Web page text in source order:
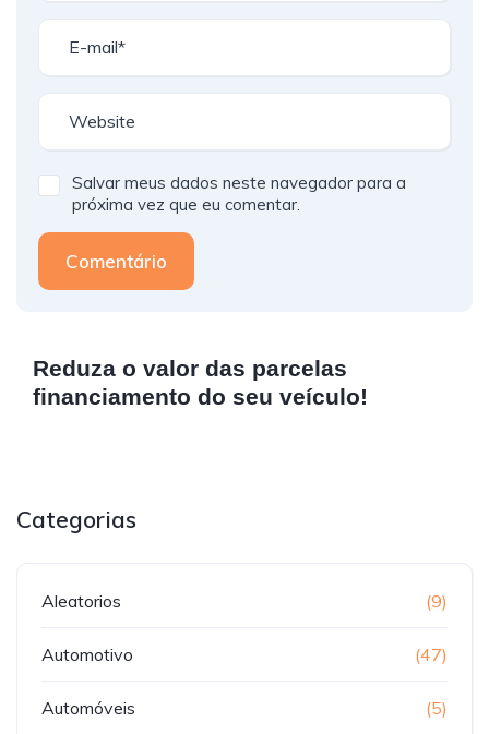
Salvar meus dados neste navegador para a
próxima vez que eu comentar.
Comentário
Reduza o valor das parcelas
financiamento do seu veículo!
Categorias
Aleatorios (9)
Automotivo (47)
Automóveis (5)